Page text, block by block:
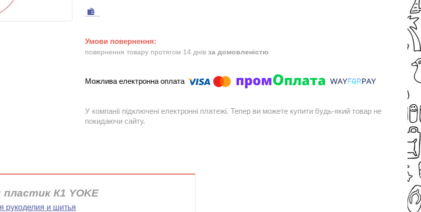
повернення товару протягом 14 днів за домовленістю
У компанії підключені електронні платежі. Тепер ви можете купити будь-який товар не
покидаючи сайту.
К1 YOKE
рукоделия и шитья